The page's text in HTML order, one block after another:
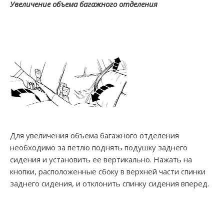
Увеличение объема багажного отделения
Для увеличения объема багажного отделения
необходимо за петлю поднять подушку заднего
сидения и установить ее вертикально. Нажать на
кнопки, расположенные сбоку в верхней части спинки
заднего сидения, и отклонить спинку сидения вперед.